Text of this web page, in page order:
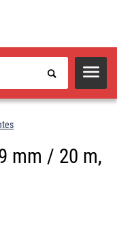
mm / 20 m,